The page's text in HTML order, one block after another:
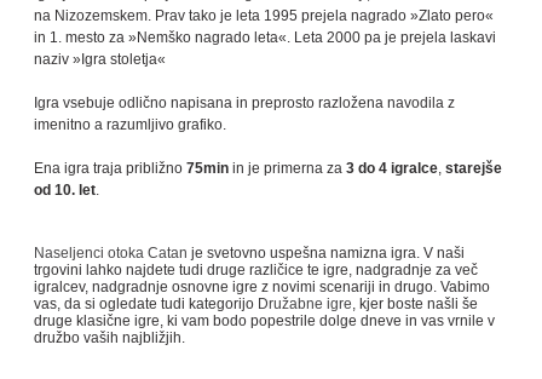
na Nizozemskem. Prav tako je leta 1995 prejela nagrado »Zlato pero«
in 1. mesto za »Nemško nagrado leta«. Leta 2000 pa je prejela laskavi
naziv »Igra stoletja«
Igra vsebuje odlično napisana in preprosto razložena navodila z
imenitno a razumljivo grafiko.
Ena igra traja približno75min in je primerna za3 do 4 igralce,starejše
od 10. let.
Naseljenci otoka Catan je svetovno uspešna namizna igra. V naši
trgovini lahko najdete tudi druge različice te igre, nadgradnje za več
igralcev, nadgradnje osnovne igre z novimi scenariji in drugo. Vabimo
vas, da si ogledate tudi kategorijo Družabne igre, kjer boste našli še
druge klasične igre, ki vam bodo popestrile dolge dneve in vas vrnile v
družbo vaših najbližjih.